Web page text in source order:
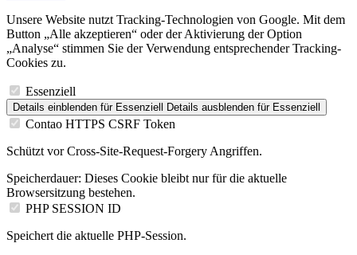
Unsere Website nutzt Tracking-Technologien von Google. Mit dem
Button „Alle akzeptieren“ oder der Aktivierung der Option
„Analyse“ stimmen Sie der Verwendung entsprechender Tracking-
Cookies zu.
Essenziell
Details einblenden für Essenziell Details ausblenden für Essenziell
Contao HTTPS CSRF Token
Schützt vor Cross-Site-Request-Forgery Angriffen.
Speicherdauer: Dieses Cookie bleibt nur für die aktuelle
Browsersitzung bestehen.
PHP SESSION ID
Speichert die aktuelle PHP-Session.